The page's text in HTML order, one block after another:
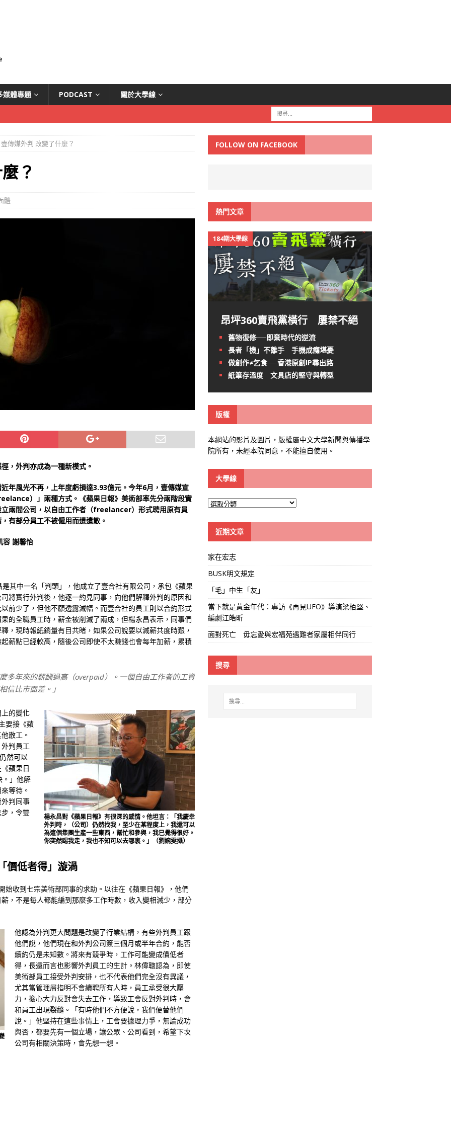
媒體專題 PODCAST 關於大學線
壹傳媒外判 改變了什麼？
？
體
，外判亦成為一種新模式。
年風光不再，上年度虧損達3.93億元。今年6月，壹傳媒宣
）」兩種方式。《蘋果日報》美術部率先分兩階段實
兩間公司，以自由工作者（freelancer）形式聘用原有員
有部分員工不被僱用而遭遣散。
謝馨怡
其中一名「判頭」，他成立了壹合社有限公司，承包《蘋果
將實行外判後，他逐一約見同事，向他們解釋外判的原因和
前少了，但他不願透露減幅。而壹合社的員工則以合約形式
的全職員工時，薪金被削減了兩成，但楊永昌表示，同事們
，現時報紙銷量有目共睹，如果公司說要以減薪共度時艱，
薪點已經較高，隨後公司即使不太賺錢也會每年加薪，累積
多年來的薪酬過高（overpaid）。一個自由工作者的工資
信比市面差。」
楊永昌對《蘋果日報》有很深的感情。他坦言：「我慶幸
外判時，（公司）仍然找我，至少在某程度上，我還可以
為這個集團生產一些東西，幫忙和參與，我已覺得很好。
你突然踢我走，我也不知可以去哪裏。」（劉婉雯攝）
的變化
要接《蘋
散工。
判員工
然可以
蘋果日
。」他解
等待。
判同事
，令雙
價低者得」漩渦
始收到七宗美術部同事的求助。以往在《蘋果日報》，他們
，不是每人都能編到那麼多工作時數，收入變相減少，部分
他認為外判更大問題是改變了行業結構，有些外判員工跟
他們說，他們現在和外判公司簽三個月或半年合約，能否
續約仍是未知數。將來有競爭時，工作可能變成價低者
得，長遠而言也影響外判員工的生計。林偉聰認為，即使
美術部員工接受外判安排，也不代表他們完全沒有異議，
尤其當管理層指明不會續聘所有人時，員工承受很大壓
力，擔心大力反對會失去工作，導致工會反對外判時，會
和員工出現裂縫。「有時他們不方便說，我們便替他們
說。」他堅持在這些事情上，工會要據理力爭，無論成功
與否，都要先有一個立場，讓公眾、公司看到，希望下次
公司有相關決策時，會先想一想。
FOLLOW ON FACEBOOK
熱門文章
184期大學線
昂坪360賣飛黨橫行 屢禁不絕
舊物復修──即棄時代的逆流
長者「機」不離手 手機成癮堪憂
做創作≠乞食──香港原創IP尋出路
紙筆存溫度 文具店的堅守與轉型
版權
本網站的影片及圖片，版權屬中文大學新聞與傳播學
院所有，未經本院同意，不能擅自使用。
大學線
大
線
近期文章
家在宏志
BUSK明文規定
「毛」中生「友」
當下就是黃金年代：專訪《再見UFO》導演梁栢堅、
編劇江皓昕
面對死亡 毋忘愛與宏福苑遇難者家屬相伴同行
搜尋